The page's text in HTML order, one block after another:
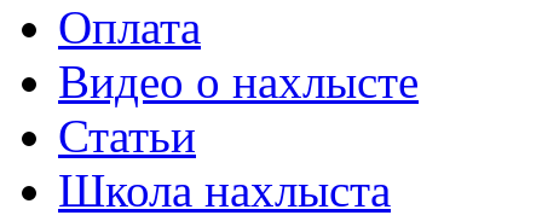
Оплата
Видео о нахлысте
Статьи
Школа нахлыста